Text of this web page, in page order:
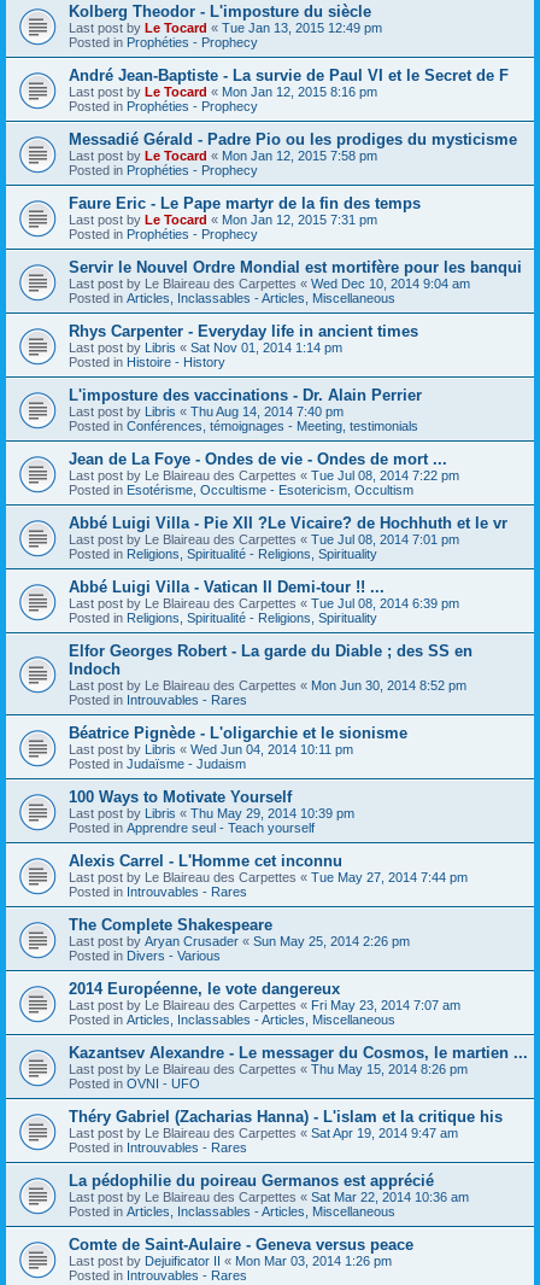
Kolberg Theodor - L'imposture du siècle
Last post by Le Tocard « Tue Jan 13, 2015 12:49 pm
Posted in Prophéties - Prophecy
André Jean-Baptiste - La survie de Paul VI et le Secret de F
Last post by Le Tocard « Mon Jan 12, 2015 8:16 pm
Posted in Prophéties - Prophecy
Messadié Gérald - Padre Pio ou les prodiges du mysticisme
Last post by Le Tocard « Mon Jan 12, 2015 7:58 pm
Posted in Prophéties - Prophecy
Faure Eric - Le Pape martyr de la fin des temps
Last post by Le Tocard « Mon Jan 12, 2015 7:31 pm
Posted in Prophéties - Prophecy
Servir le Nouvel Ordre Mondial est mortifère pour les banqui
Last post by Le Blaireau des Carpettes « Wed Dec 10, 2014 9:04 am
Posted in Articles, Inclassables - Articles, Miscellaneous
Rhys Carpenter - Everyday life in ancient times
Last post by Libris « Sat Nov 01, 2014 1:14 pm
Posted in Histoire - History
L'imposture des vaccinations - Dr. Alain Perrier
Last post by Libris « Thu Aug 14, 2014 7:40 pm
Posted in Conférences, témoignages - Meeting, testimonials
Jean de La Foye - Ondes de vie - Ondes de mort ...
Last post by Le Blaireau des Carpettes « Tue Jul 08, 2014 7:22 pm
Posted in Esotérisme, Occultisme - Esotericism, Occultism
Abbé Luigi Villa - Pie XII ?Le Vicaire? de Hochhuth et le vr
Last post by Le Blaireau des Carpettes « Tue Jul 08, 2014 7:01 pm
Posted in Religions, Spiritualité - Religions, Spirituality
Abbé Luigi Villa - Vatican II Demi-tour !! ...
Last post by Le Blaireau des Carpettes « Tue Jul 08, 2014 6:39 pm
Posted in Religions, Spiritualité - Religions, Spirituality
Elfor Georges Robert - La garde du Diable ; des SS en
Indoch
Last post by Le Blaireau des Carpettes « Mon Jun 30, 2014 8:52 pm
Posted in Introuvables - Rares
Béatrice Pignède - L'oligarchie et le sionisme
Last post by Libris « Wed Jun 04, 2014 10:11 pm
Posted in Judaïsme - Judaism
100 Ways to Motivate Yourself
Last post by Libris « Thu May 29, 2014 10:39 pm
Posted in Apprendre seul - Teach yourself
Alexis Carrel - L'Homme cet inconnu
Last post by Le Blaireau des Carpettes « Tue May 27, 2014 7:44 pm
Posted in Introuvables - Rares
The Complete Shakespeare
Last post by Aryan Crusader « Sun May 25, 2014 2:26 pm
Posted in Divers - Various
2014 Européenne, le vote dangereux
Last post by Le Blaireau des Carpettes « Fri May 23, 2014 7:07 am
Posted in Articles, Inclassables - Articles, Miscellaneous
Kazantsev Alexandre - Le messager du Cosmos, le martien ...
Last post by Le Blaireau des Carpettes « Thu May 15, 2014 8:26 pm
Posted in OVNI - UFO
Théry Gabriel (Zacharias Hanna) - L'islam et la critique his
Last post by Le Blaireau des Carpettes « Sat Apr 19, 2014 9:47 am
Posted in Introuvables - Rares
La pédophilie du poireau Germanos est apprécié
Last post by Le Blaireau des Carpettes « Sat Mar 22, 2014 10:36 am
Posted in Articles, Inclassables - Articles, Miscellaneous
Comte de Saint-Aulaire - Geneva versus peace
Last post by Dejuificator II « Mon Mar 03, 2014 1:26 pm
Posted in Introuvables - Rares